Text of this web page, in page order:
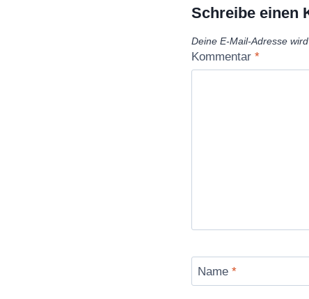
Schreibe einen
Deine E-Mail-Adresse
Kommentar *
Name *